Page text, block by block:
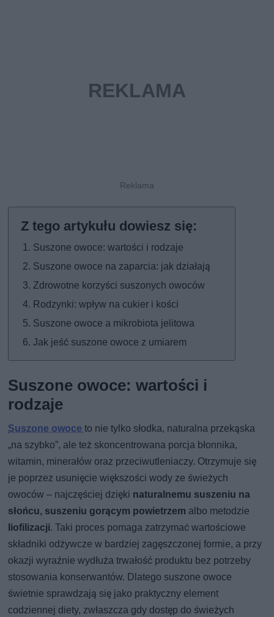
Suszone owoce: wartości i rodzaje
Suszone owoce na zaparcia: jak działają
Zdrowotne korzyści suszonych owoców
Rodzynki: wpływ na cukier i kości
Suszone owoce a mikrobiota jelitowa
Jak jeść suszone owoce z umiarem
Suszone owoce: wartości i
rodzaje
Suszone owoceto nie tylko słodka, naturalna przekąska
„na szybko”, ale też skoncentrowana porcja błonnika,
witamin, minerałów oraz przeciwutleniaczy. Otrzymuje się
je poprzez usunięcie większości wody ze świeżych
owoców – najczęściej dzięki naturalnemu suszeniu na
słońcu, suszeniu gorącym powietrzem albo metodzie
liofilizacji. Taki proces pomaga zatrzymać wartościowe
składniki odżywcze w bardziej zagęszczonej formie, a przy
okazji wyraźnie wydłuża trwałość produktu bez potrzeby
stosowania konserwantów. Dlatego suszone owoce
świetnie sprawdzają się jako praktyczny element
codziennej diety, zwłaszcza gdy dostęp do świeżych